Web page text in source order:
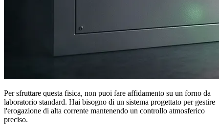
Per sfruttare questa fisica, non puoi fare affidamento su un forno da
laboratorio standard. Hai bisogno di un sistema progettato per gestire
l'erogazione di alta corrente mantenendo un controllo atmosferico
preciso.